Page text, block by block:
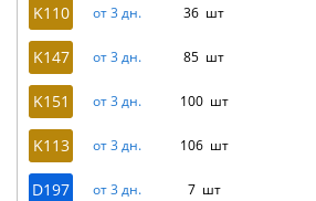
K110 от 3 дн. 36 шт
K147 от 3 дн. 85 шт
K151 от 3 дн. 100 шт
K113 от 3 дн. 106 шт
D197 от 3 дн. 7 шт